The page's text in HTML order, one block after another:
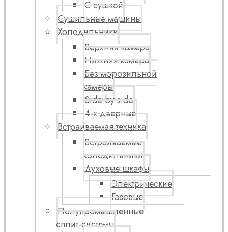
С сушкой
Сушильные машины
Холодильники
Верхняя камера
Нижняя камера
Без морозильной
камеры
Side by side
4-х дверные
Встраиваемая техника
Встраиваемые
холодильники
Духовые шкафы
Электрические
Газовые
Полупромышленные
сплит-системы